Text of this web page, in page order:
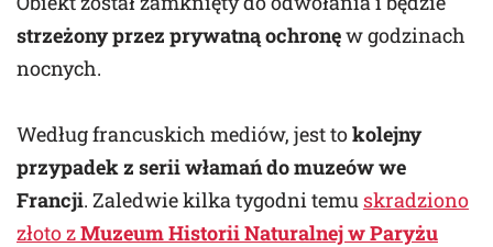
strzeżony przez prywatną ochronęw godzinach
nocnych.
Według francuskich mediów, jest tokolejny
przypadek z serii włamań do muzeów we
Francji. Zaledwie kilka tygodni temu skradziono
złoto zMuzeum Historii Naturalnej w Paryżu